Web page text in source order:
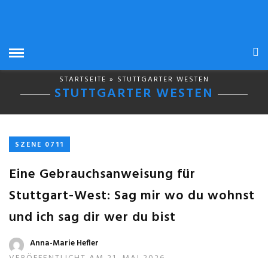
STARTSEITE » STUTTGARTER WESTEN
STUTTGARTER WESTEN
SZENE 0711
Eine Gebrauchsanweisung für
Stuttgart-West: Sag mir wo du wohnst
und ich sag dir wer du bist
Anna-Marie Hefler